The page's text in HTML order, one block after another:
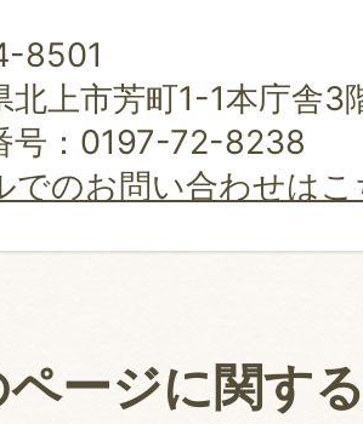
8501
北上市芳町1-1本庁舎3
号：0197-72-8238
でのお問い合わせは
ージに関す